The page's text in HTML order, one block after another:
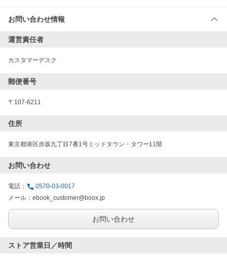
お問い合わせ情報
運営責任者
カスタマーデスク
郵便番号
〒107-6211
住所
東京都港区赤坂九丁目7番1号ミッドタウン・タワー11階
お問い合わせ
電話：
0570-03-0017
メール： ebook_customer@boox.jp
お問い合わせ
ストア営業日／時間